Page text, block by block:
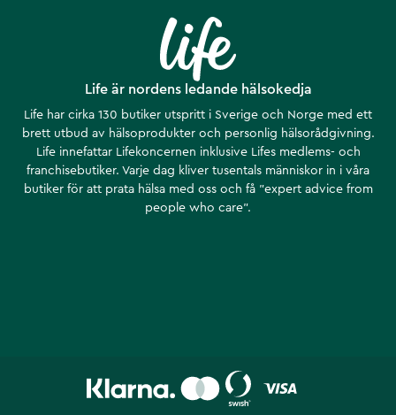
Life är nordens ledande hälsokedja
Life har cirka 130 butiker utspritt i Sverige och Norge med ett
brett utbud av hälsoprodukter och personlig hälsorådgivning.
Life innefattar Lifekoncernen inklusive Lifes medlems- och
franchisebutiker. Varje dag kliver tusentals människor in i våra
butiker för att prata hälsa med oss och få ”expert advice from
people who care”.